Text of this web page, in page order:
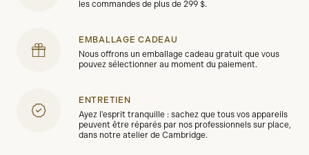
les commandes de plus de 299 $.
EMBALLAGE CADEAU
Nous offrons un emballage cadeau gratuit que vous
pouvez sélectionner au moment du paiement.
ENTRETIEN
Ayez l'esprit tranquille : sachez que tous vos appareils
peuvent être réparés par nos professionnels sur place,
dans notre atelier de Cambridge.